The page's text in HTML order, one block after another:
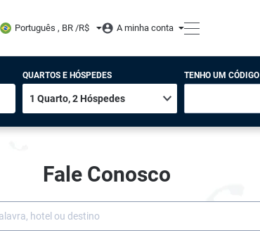
Português , BR /R$ A minha conta
QUARTOS E HÓSPEDES TENHO UM CÓDIGO
Fale Conosco